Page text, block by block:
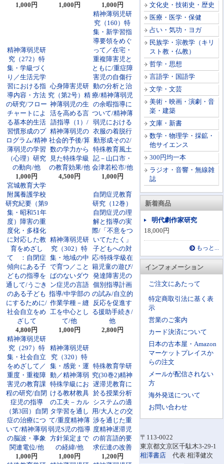
文化史・技術史・歴史
医療・医学・保健
占い・気功・ヨガ
民族学・宗教学（キリ
スト教・仏教）
哲学・思想
言語学・国語学
文学・文芸
美術・映画・演劇・音
楽・建築
文庫・新書
数学・物理学・採鉱・
他サイエンス
300円均一本
ラジオ・音響・無線雑
誌
新着商品
明代劇作家研究
18,000円
もっと...
インフォメーション
ご注文にあたって
特定商取引法に基く表
示
営業のご案内
カード決済について
日本の古本屋・Amazon
マーケットプレイスか
らの注文
メールが配信されない
方
海外発送について
お問い合わせ
〒113-0022
東京都文京区千駄木3-29-1
相澤書店 代表 相澤健次
1,000円
1,000円
1,000円
精神薄弱児研
究（272）特
集・学級づく
り／生活元学
習における指
導内容・方法
の研究/フロー
チャートによ
る基本的生活
習慣形成のプ
ログラム/精神
薄弱児の学習
（心理）研究
の動向/他
1,000円
心身障害児研
究（第2号）精
神薄弱児の生
活を高める言
語指導（1）/
精神薄弱児の
社会的予後/算
数の学力から
見た特殊学級
の教育効果/他
4,500円
精神薄弱児研
究（160）特
集・新学習指
導要領をめぐ
って／在宅・
重複障害児と
ともに/重症障
害児の自傷行
動の分析と治
療/精神薄弱児
の余暇指導に
ついて/精神薄
弱児における
衣服の着脱行
動形成その2/
特殊教育風土
記－山口市・
会津若松市/他
1,000円
宮城教育大学
附属養護学校
研究紀要（第9
集・昭和51年
度）障害の重
度化・多様化
に対応した教
育をめざし
て ：自閉症
傾向にある子
どもの指導を
通して/うごき
のある子ども
にするために/
社会自立をめ
ざして
4,800円
精神薄弱児研
究（302）特
集・地域の中
で育つ／こと
ばのないダウ
ン症児の言語
指導/中学部の
作業学種－縫
工を中心とし
て/他
1,000円
自閉症児教育
研究（12巻）
自閉症児の理
解と指導の実
際/「不意をつ
いてたたく」
子どもへの対
応/特殊学級在
籍児童の遊び/
発達障害児の
個別指導計画
の試み/自立的
反応を促進す
る援助手続き/
他
2,800円
精神薄弱児研
究（297）特
集・社会自立
をめざして／
重度・重複障
害児の教育課
程の研究/自閉
症児の指導
（第3回）自閉
症の治療につ
いて/精神薄弱
の脳波・事象
関連電位/他
1,000円
精神薄弱児研
究（320）特
集・感覚・運
動／精神薄弱
特殊学級にお
ける教材教具
の工夫－カル
タ学習を通し
て/重度精神薄
弱児S児の指導
方針策定まで
の経緯/他
1,000円
特殊教育学研
究(30巻2)精神
遅滞児教育に
於る授業分析
システムの適
用/大人との交
渉を通じた重
度精神遅滞児
の前言語的要
求伝達の改善
1,200円